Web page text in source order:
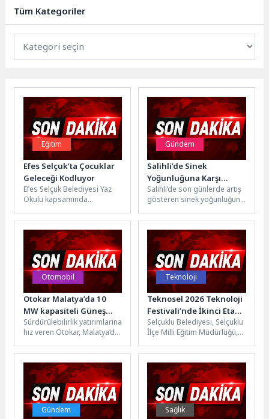
Yolculukları...
Tüm Kategoriler
Eğitim
Efes Selçuk’ta Çocuklar
Geleceği Kodluyor
Efes Selçuk Belediyesi Yaz
Okulu kapsamında
Kodlama Kursu, çocukları
teknolojiyle buluştururken
geleceğin becerileriyle...
Gündem
Salihli’de Sinek
Yoğunluğuna Karşı
İlaçlama Çalışmaları
Yoğunlaştırıldı
Salihli’de son günlerde artış
gösteren sinek yoğunluğuna
Salihli Belediyesi ve Manisa
Büyükşehir...
Otomobil
Otokar Malatya’da 10
MW kapasiteli Güneş
Enerjisi Santralini
devreye aldı
Sürdürülebilirlik yatırımlarına
hız veren Otokar, Malatya’da
Enerjisi Santralini (GES)
devreye aldı....
Teknoloji
Teknosel 2026 Teknoloji
Festivali’nde İkinci Etap
Başladı
Selçuklu Belediyesi, Selçuklu
İlçe Milli Eğitim Müdürlüğü,
Başkanlığı ve İnnoPark iş...
Gündem Sağlık